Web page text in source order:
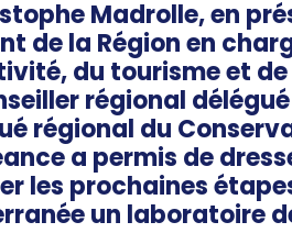
Madrolle, en
de la Région en
du tourisme et
régional
régional du
a permis de
les prochaines
un laboratoire